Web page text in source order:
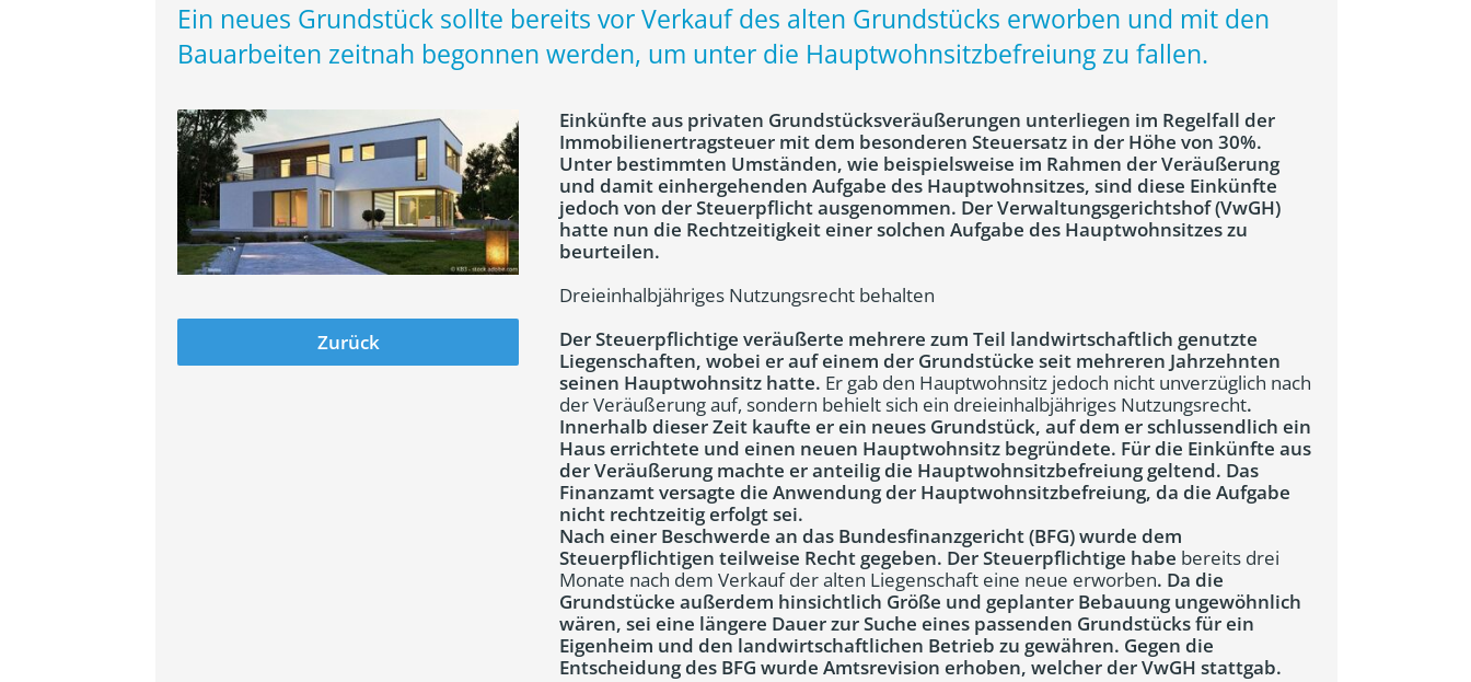
Ein neues Grundstück sollte bereits vor Verkauf des alten Grundstücks erworben und mit den
Bauarbeiten zeitnah begonnen werden, um unter die Hauptwohnsitzbefreiung zu fallen.
Einkünfte aus privaten Grundstücksveräußerungen unterliegen im Regelfall der
Immobilienertragsteuer mit dem besonderen Steuersatz in der Höhe von 30%.
Unter bestimmten Umständen, wie beispielsweise im Rahmen der Veräußerung
und damit einhergehenden Aufgabe des Hauptwohnsitzes, sind diese Einkünfte
jedoch von der Steuerpflicht ausgenommen. Der Verwaltungsgerichtshof (VwGH)
hatte nun die Rechtzeitigkeit einer solchen Aufgabe des Hauptwohnsitzes zu
beurteilen.
Dreieinhalbjähriges Nutzungsrecht behalten
Der Steuerpflichtige veräußerte mehrere zum Teil landwirtschaftlich genutzte
Liegenschaften, wobei er auf einem der Grundstücke seit mehreren Jahrzehnten
seinen Hauptwohnsitz hatte. Er gab den Hauptwohnsitz jedoch nicht unverzüglich nach
der Veräußerung auf, sondern behielt sich ein dreieinhalbjähriges Nutzungsrecht.
Innerhalb dieser Zeit kaufte er ein neues Grundstück, auf dem er schlussendlich ein
Haus errichtete und einen neuen Hauptwohnsitz begründete. Für die Einkünfte aus
der Veräußerung machte er anteilig die Hauptwohnsitzbefreiung geltend. Das
Finanzamt versagte die Anwendung der Hauptwohnsitzbefreiung, da die Aufgabe
nicht rechtzeitig erfolgt sei.
Nach einer Beschwerde an das Bundesfinanzgericht (BFG) wurde dem
Steuerpflichtigen teilweise Recht gegeben. Der Steuerpflichtige habe bereits drei
Monate nach dem Verkauf der alten Liegenschaft eine neue erworben. Da die
Grundstücke außerdem hinsichtlich Größe und geplanter Bebauung ungewöhnlich
wären, sei eine längere Dauer zur Suche eines passenden Grundstücks für ein
Eigenheim und den landwirtschaftlichen Betrieb zu gewähren. Gegen die
Entscheidung des BFG wurde Amtsrevision erhoben, welcher der VwGH stattgab.
Zurück